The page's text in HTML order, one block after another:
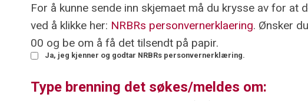
For å kunne sende inn skjemaet må du krysse av for
ved å klikke her: NRBRs personvernerklaering. Ønsker
00 og be om å få det tilsendt på papir.
Ja, jeg kjenner og godtar NRBRs personvernerklæring.
Type brenning det søkes/meldes om: